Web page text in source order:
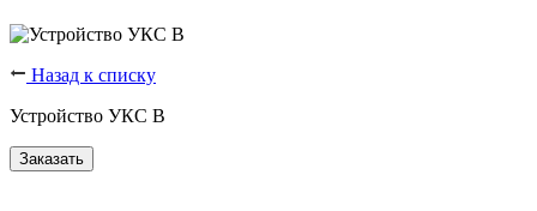
Назад к списку
Устройство УКС В
Заказать